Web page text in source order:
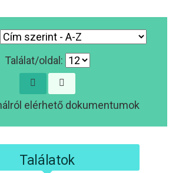
Találat/oldal:
elérhető dokumentumok
Találatok